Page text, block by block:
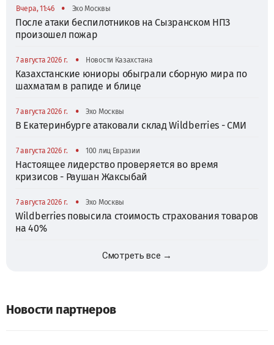
Вчера, 11:46 • Эхо Москвы
После атаки беспилотников на Сызранском НПЗ
произошел пожар
7 августа 2026 г. • Новости Казахстана
Казахстанские юниоры обыграли сборную мира по
шахматам в рапиде и блице
7 августа 2026 г. • Эхо Москвы
В Екатеринбурге атаковали склад Wildberries - СМИ
7 августа 2026 г. • 100 лиц Евразии
Настоящее лидерство проверяется во время
кризисов - Раушан Жаксыбай
7 августа 2026 г. • Эхо Москвы
Wildberries повысила стоимость страхования товаров
на 40%
Смотреть все →
Новости партнеров